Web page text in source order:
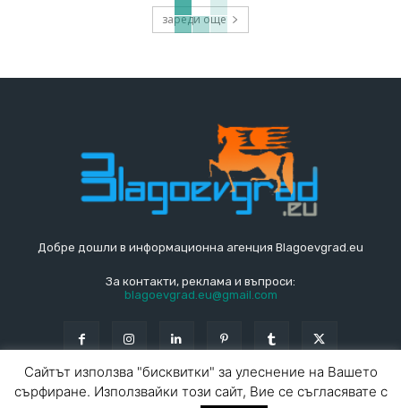
зареди още
Добре дошли в информационна агенция Blagoevgrad.eu
За контакти, реклама и въпроси:
blagoevgrad.eu@gmail.com
Сайтът използва "бисквитки" за улеснение на Вашето
сърфиране. Използвайки този сайт, Вие се съгласявате с